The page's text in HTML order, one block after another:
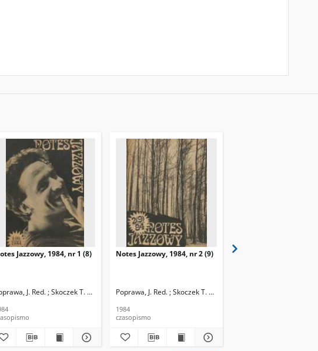
Jazzowy, 1984, nr 1 (8)
J. Red. ; Skoczek T. Red.
Notes Jazzowy, 1984, nr 2 (9)
Poprawa, J. Red. ; Skoczek T. Red.
1984
czasopismo